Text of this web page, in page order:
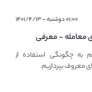
۰۱:۰۰ دوشنبه - ۱۴۰۱/۴/۱۳
معامله - معرفی
به چگونگی استفاده از
معروف بپردازیم.